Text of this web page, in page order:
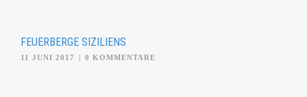
FEUERBERGE SIZILIENS
11 JUNI 2017 | 0 KOMMENTARE